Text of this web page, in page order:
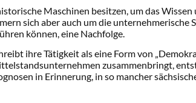
Maschinen besitzen, um das
sich aber auch um die
können, eine Nachfolge.
ihre Tätigkeit als eine Form von
zusammenbringt,
in Erinnerung, in so mancher